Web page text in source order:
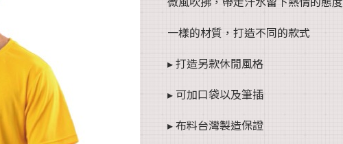
一樣的材質，打造不同的款式
▸ 打造另款休閒風格
▸ 可加口袋以及筆插
▸ 布料台灣製造保證